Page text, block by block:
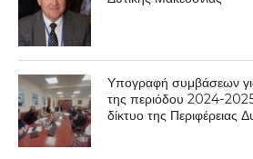
Υπογραφή συμβάσεων
της περιόδου 2024-
δίκτυο της Περιφέρειας